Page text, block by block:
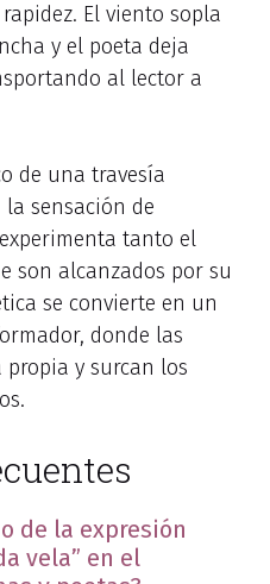
El viento sopla
y el poeta deja
al lector a
de una travesía
sensación de
tanto el
son alcanzados por su
se convierte en un
donde las
y surcan los
de la expresión
vela” en el